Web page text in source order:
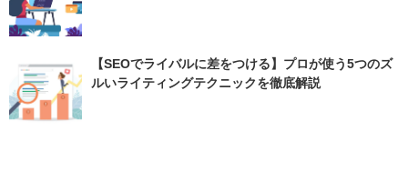
【SEOでライバルに差をつける】プロが使う5つのズ
ルいライティングテクニックを徹底解説